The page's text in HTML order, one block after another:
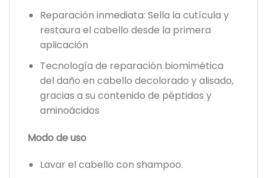
Reparación inmediata: Sella la cutícula y
restaura el cabello desde la primera
aplicación
Tecnología de reparación biomimética
del daño en cabello decolorado y alisado,
gracias a su contenido de péptidos y
aminoácidos
Modo de uso
Lavar el cabello con shampoo.